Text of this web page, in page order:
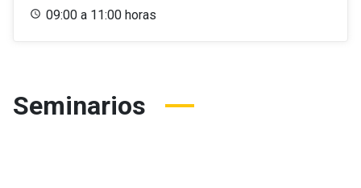
09:00 a 11:00 horas
Seminarios